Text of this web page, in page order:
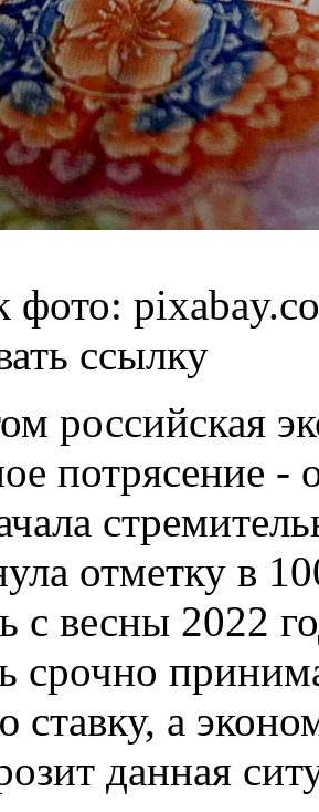
фото:
ссылку
российская
потрясение -
отметку в
с весны 2022
срочно
ставку, а
данная